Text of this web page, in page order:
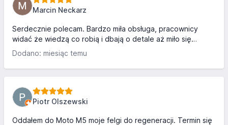
Marcin Neckarz
Serdecznie polecam. Bardzo miła obsługa, pracownicy
widać że wiedzą co robią i dbają o detale aż miło się
człowiek czuje gdy jest fachowo obsłużony i wiem że będę
tam wracał. Dodam że na poczekalni dla klienta gdzie
zostałem zaproszony czekała mnie miła niespodzianka
między czas odpocząć i się ogrzać. Polecam przybywajcie
hej 😎 👍.
Dodano: miesiąc temu
Piotr Olszewski
Oddałem do Moto M5 moje felgi do regeneracji. Termin się